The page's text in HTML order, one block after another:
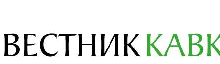
была максимально скромным человеком по жизни.
Думаю, что она была бы очень приятно удивлена и
обрадована, когда узнала бы, что теперь адрес ее
новой прописки - ее горячо любимая Московская